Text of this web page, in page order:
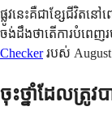
ផ្លូវនេះគឺជាខ្សែជីវិតន
ចង់ដឹងថាតើការបំពេញ
Checkerរបស់ August
ចុះថ្នាំដែលត្រូ